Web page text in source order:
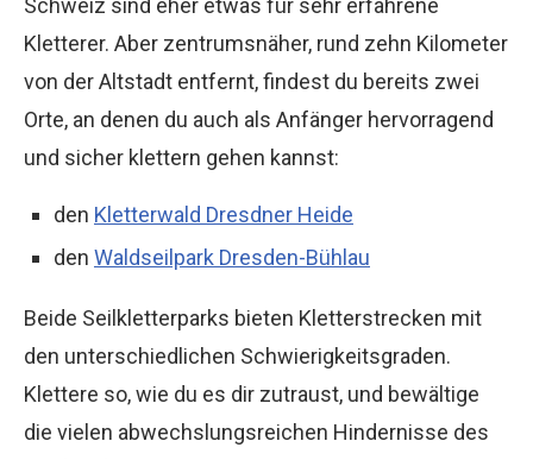
Schweiz sind eher etwas für sehr erfahrene
Kletterer. Aber zentrumsnäher, rund zehn Kilometer
von der Altstadt entfernt, findest du bereits zwei
Orte, an denen du auch als Anfänger hervorragend
und sicher klettern gehen kannst:
den Kletterwald Dresdner Heide
den Waldseilpark Dresden-Bühlau
Beide Seilkletterparks bieten Kletterstrecken mit
den unterschiedlichen Schwierigkeitsgraden.
Klettere so, wie du es dir zutraust, und bewältige
die vielen abwechslungsreichen Hindernisse des